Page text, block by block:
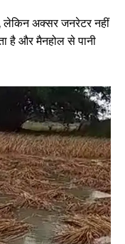
लेकिन अक्सर जनरेटर नहीं
है और मैनहोल से पानी